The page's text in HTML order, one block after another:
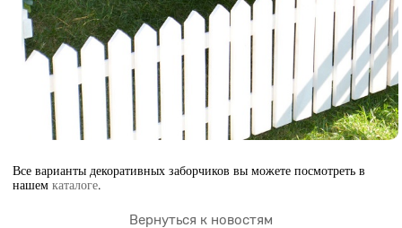
Все варианты декоративных заборчиков вы можете посмотреть в
нашемкаталоге.
Вернуться к новостям